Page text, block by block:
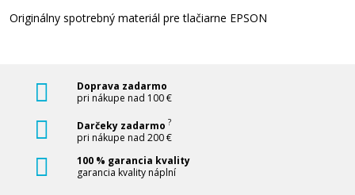
41,90 €
Pridať do košíka
Originálny spotrebný materiál pre tlačiarne EPSON
Doprava zadarmo
pri nákupe nad 100 €
Darčeky zadarmo ?
pri nákupe nad 200 €
100 % garancia kvality
garancia kvality náplní